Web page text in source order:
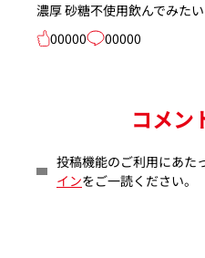
濃厚 砂糖不使用飲んでみたい
00000
00000
コメン
投稿機能のご利用にあた
インをご一読ください。